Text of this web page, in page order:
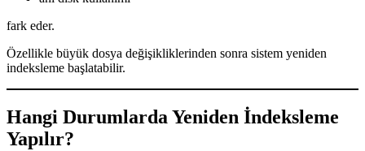
fark eder.
Özellikle büyük dosya değişikliklerinden sonra sistem yeniden
indeksleme başlatabilir.
Hangi Durumlarda Yeniden İndeksleme
Yapılır?